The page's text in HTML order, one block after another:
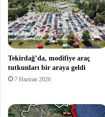
Tekirdağ’da, modifiye araç
tutkunları bir araya geldi
7 Haziran 2026